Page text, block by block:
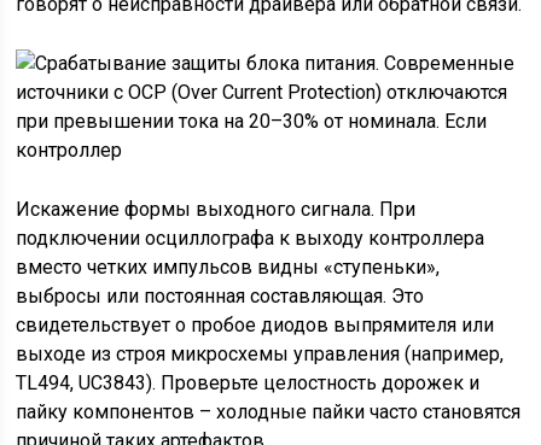
Искажение формы выходного сигнала. При
подключении осциллографа к выходу контроллера
вместо четких импульсов видны «ступеньки»,
выбросы или постоянная составляющая. Это
свидетельствует о пробое диодов выпрямителя или
выходе из строя микросхемы управления (например,
TL494, UC3843). Проверьте целостность дорожек и
пайку компонентов – холодные пайки часто становятся